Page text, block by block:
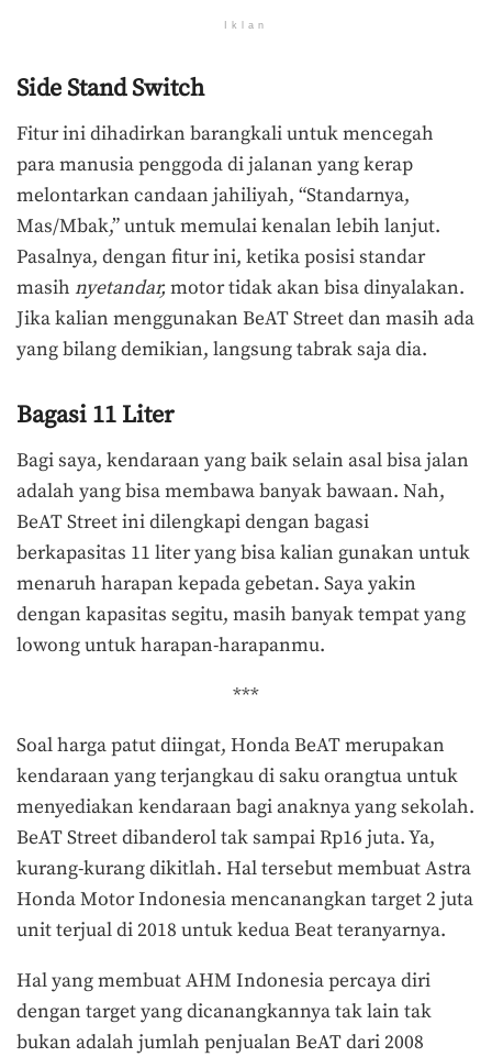
Iklan
Side Stand Switch
Fitur ini dihadirkan barangkali untuk mencegah
para manusia penggoda di jalanan yang kerap
melontarkan candaan jahiliyah, “Standarnya,
Mas/Mbak,” untuk memulai kenalan lebih lanjut.
Pasalnya, dengan fitur ini, ketika posisi standar
masih nyetandar,motor tidak akan bisa dinyalakan.
Jika kalian menggunakan BeAT Street dan masih ada
yang bilang demikian, langsung tabrak saja dia.
Bagasi 11 Liter
Bagi saya, kendaraan yang baik selain asal bisa jalan
adalah yang bisa membawa banyak bawaan. Nah,
BeAT Street ini dilengkapi dengan bagasi
berkapasitas 11 liter yang bisa kalian gunakan untuk
menaruh harapan kepada gebetan. Saya yakin
dengan kapasitas segitu, masih banyak tempat yang
lowong untuk harapan-harapanmu.
***
Soal harga patut diingat, Honda BeAT merupakan
kendaraan yang terjangkau di saku orangtua untuk
menyediakan kendaraan bagi anaknya yang sekolah.
BeAT Street dibanderol tak sampai Rp16 juta. Ya,
kurang-kurang dikitlah. Hal tersebut membuat Astra
Honda Motor Indonesia mencanangkan target 2 juta
unit terjual di 2018 untuk kedua Beat teranyarnya.
Hal yang membuat AHM Indonesia percaya diri
dengan target yang dicanangkannya tak lain tak
bukan adalah jumlah penjualan BeAT dari 2008